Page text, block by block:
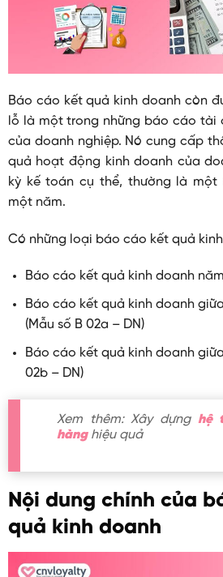
Báo cáo kết quả kinh doanh còn
lỗ là một trong những báo cáo tài
của doanh nghiệp. Nó cung cấp
quả hoạt động kinh doanh của
kỳ kế toán cụ thể, thường là một
một năm.
Có những loại báo cáo kết quả
Báo cáo kết quả kinh doanh năm
Báo cáo kết quả kinh doanh
(Mẫu số B 02a – DN)
Báo cáo kết quả kinh doanh
02b – DN)
Xem thêm: Xây dựng hệ
hànghiệu quả
Nội dung chính của
quả kinh doanh